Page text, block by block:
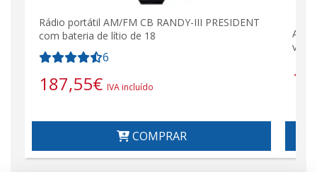
Rádio portátil AM/FM CB RANDY-III PRESIDENT
com bateria de lítio de 18
6
187,55€ IVA incluído
COMPRAR
volts